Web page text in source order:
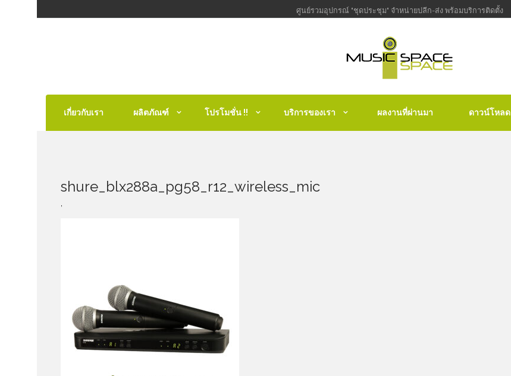
ศูนย์รวมอุปกรณ์ "ชุดประชุม" จำหน่ายปลีก-ส่ง พร้อมบริการติดตั้ง
เกี่ยวกับเรา ผลิตภัณฑ์ โปรโมชั่น !! บริการของเรา ผลงานที่ผ่านมา ดาวน์โหลด
shure_blx288a_pg58_r12_wireless_mic